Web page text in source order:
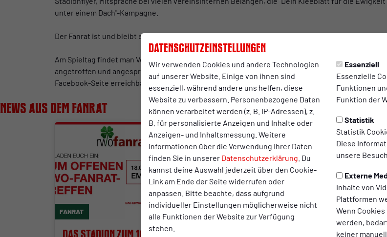
Datenschutzeinstellungen
Wir verwenden Cookies und andere Technologien
auf unserer Website. Einige von ihnen sind
essenziell, während andere uns helfen, diese
Website zu verbessern. Personenbezogene Daten
können verarbeitet werden (z. B. IP-Adressen), z.
B. für personalisierte Anzeigen und Inhalte oder
Anzeigen- und Inhaltsmessung. Weitere
Informationen über die Verwendung Ihrer Daten
finden Sie in unserer Datenschutzerklärung . Du
kannst deine Auswahl jederzeit über den Cookie-
Link am Ende der Seite widerrufen oder
anpassen. Bitte beachte, dass aufgrund
individueller Einstellungen möglicherweise nicht
alle Funktionen der Website zur Verfügung
stehen.
Essenziell
Essenzielle
Funktionen
Funktion der
Statistik
Statistik
Diese
unsere
Externe
Inhalte von
Plattformen
Wenn
werden,
keiner
unter einem Dach"-Kampagne.
Der Fanrat ist und bleibt ein unabhängiges Organ und freut sich auf Ideen und Anregungen aus
Am Spieltag findet man Vertreter des Fanrats am Fancontainer vor der Revierkraft-Tribüne. Hier
angetroffen und angesprochen werden. Alternativ ist der RWO-Fanrat auch unter der E-Mail-
Facebook-Seite erreichbar.
News aus dem Fanrat
FANRAT
Das Stadion zum 100-
FANRAT
Dank